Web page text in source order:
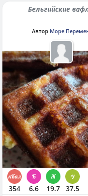
Бельгийские
Автор Море
354 6.6 19.7 37.5